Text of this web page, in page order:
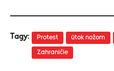
Tagy: Protest útok nožom
Zahraničie